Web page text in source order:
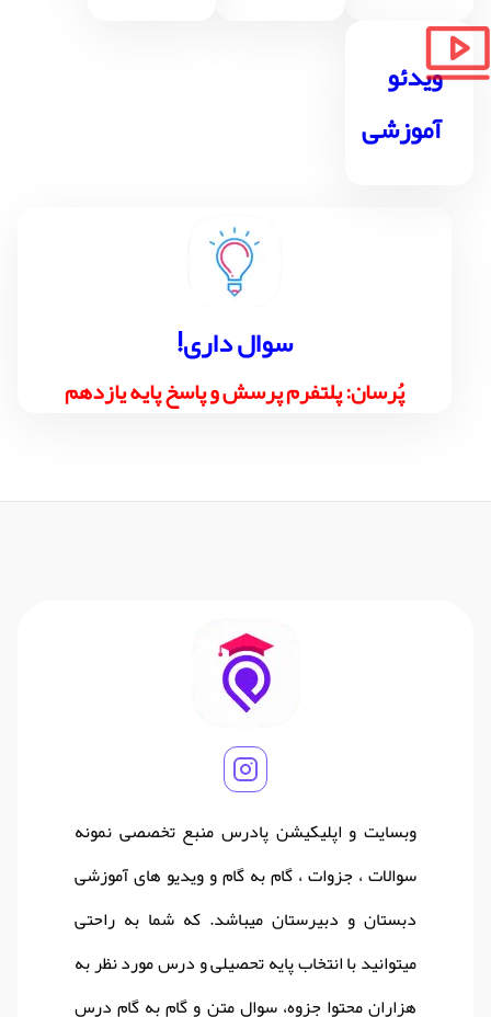
ویدئو
آموزشی
!سوال داری
پُرسان: پلتفرم پرسش و پاسخ پایه یازدهم
وبسایت و اپلیکیشن پادرس منبع تخصصی نمونه
سوالات ، جزوات ، گام به گام و ویدیو های آموزشی
دبستان و دبیرستان میباشد. که شما به راحتی
میتوانید با انتخاب پایه تحصیلی و درس مورد نظر به
هزاران محتوا جزوه، سوال متن و گام به گام درس